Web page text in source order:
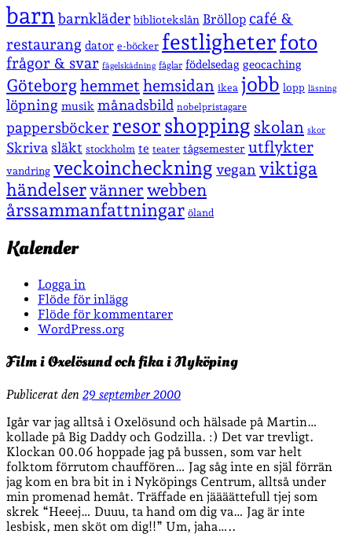
barnbarnkläder bibliotekslån Bröllop café &
restaurang dator e-böcker festligheterfoto
frågor & svar fågelskådning fåglar födelsedag geocaching
Göteborghemmet hemsidan ikea jobb lopp läsning
löpning musik månadsbild nobelpristagare
pappersböcker resor shopping skolan skor
Skriva släkt stockholm te teater tågsemester utflykter
vandring veckoincheckning vegan viktiga
händelservänner webben
årssammanfattningar öland
Kalender
Logga in
Flöde för inlägg
Flöde för kommentarer
WordPress.org
Film i Oxelösund och fika i Nyköping
Publicerat den 29 september 2000
Igår var jag alltså i Oxelösund och hälsade på Martin…
kollade på Big Daddy och Godzilla. :) Det var trevligt.
Klockan 00.06 hoppade jag på bussen, som var helt
folktom förrutom chauffören… Jag såg inte en själ förrän
jag kom en bra bit in i Nyköpings Centrum, alltså under
min promenad hemåt. Träffade en jäääättefull tjej som
skrek “Heeej… Duuu, ta hand om dig va… Jag är inte
lesbisk, men sköt om dig!!” Um, jaha…..